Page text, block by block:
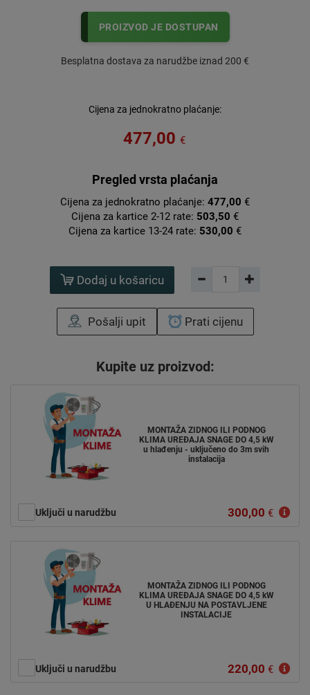
PROIZVOD JE DOSTUPAN
Besplatna dostava za narudžbe iznad 200 €
Cijena za jednokratno plaćanje:
477,00 €
Pregled vrsta plaćanja
Cijena za jednokratno plaćanje: 477,00 €
Cijena za kartice 2-12 rate: 503,50 €
Cijena za kartice 13-24 rate: 530,00 €
Dodaj u košaricu
Pošalji upit Prati cijenu
Kupite uz proizvod:
MONTAŽA ZIDNOG ILI PODNOG
KLIMA UREĐAJA SNAGE DO 4,5 kW
u hlađenju - uključeno do 3m svih
instalacija
Uključi u narudžbu 300,00 €
MONTAŽA ZIDNOG ILI PODNOG
KLIMA UREĐAJA SNAGE DO 4,5 kW
U HLAĐENJU NA POSTAVLJENE
INSTALACIJE
Uključi u narudžbu 220,00 €